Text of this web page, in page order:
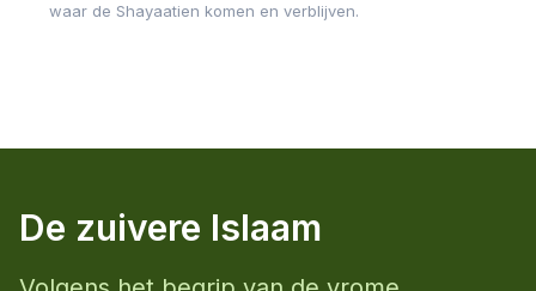
waar de Shayaatien komen en verblijven.
De zuivere Islaam